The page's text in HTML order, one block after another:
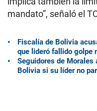
mandato”, señaló el
Fiscalía de Bolivia
que lideró fallido golpe
Seguidores de Morales
Bolivia si su líder no